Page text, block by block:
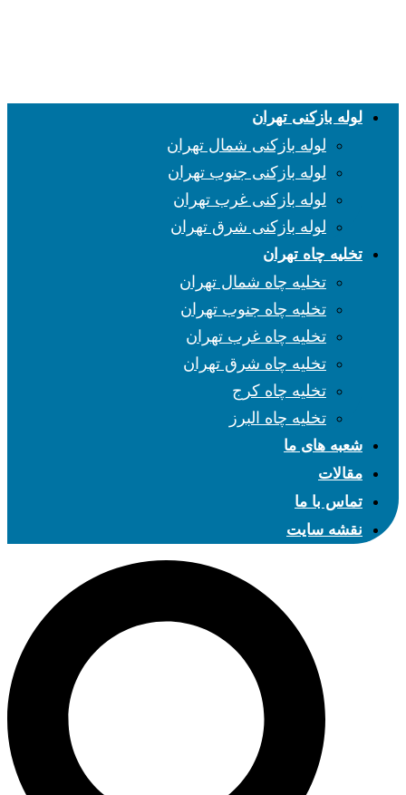
لوله بازکنی تهران
لوله بازکنی شمال تهران
لوله بازکنی جنوب تهران
لوله بازکنی غرب تهران
لوله بازکنی شرق تهران
تخلیه چاه تهران
تخلیه چاه شمال تهران
تخلیه چاه جنوب تهران
تخلیه چاه غرب تهران
تخلیه چاه شرق تهران
تخلیه چاه کرج
تخلیه چاه البرز
شعبه های ما
مقالات
تماس با ما
نقشه سایت